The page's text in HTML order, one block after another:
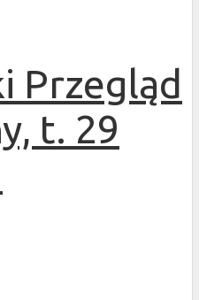
Przegląd
t. 29